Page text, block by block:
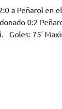
a Peñarol en
0:2
75′